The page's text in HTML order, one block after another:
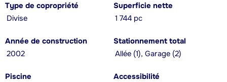
Type de copropriété
Divise
Superficie nette
1 744 pc
Année de construction
2002
Stationnement total
Allée (1), Garage (2)
Piscine
Accessibilité